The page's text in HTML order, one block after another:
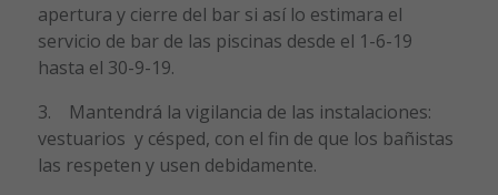
apertura y cierre del bar si así lo estimara el
servicio de bar de las piscinas desde el 1-6-19
hasta el 30-9-19.
3. Mantendrá la vigilancia de las instalaciones:
vestuarios y césped, con el fin de que los bañistas
las respeten y usen debidamente.